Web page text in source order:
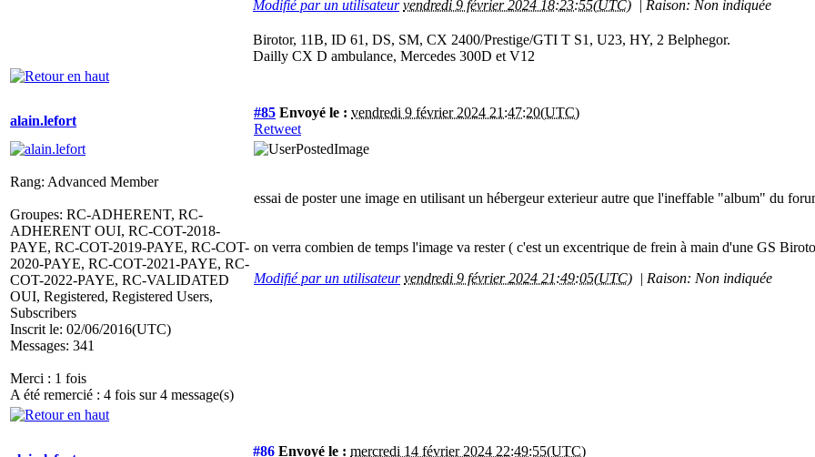
Modifié par un utilisateur vendredi 9 février 2024 18:23:55(UTC) | Raison: Non indiquée
Birotor, 11B, ID 61, DS, SM, CX 2400/Prestige/GTI T S1, U23, HY, 2 Belphegor.
Dailly CX D ambulance, Mercedes 300D et V12
alain.lefort
#85 Envoyé le : vendredi 9 février 2024 21:47:20(UTC)
Retweet
Rang: Advanced Member
Groupes: RC-ADHERENT, RC-
ADHERENT OUI, RC-COT-2018-
PAYE, RC-COT-2019-PAYE, RC-COT-
2020-PAYE, RC-COT-2021-PAYE, RC-
COT-2022-PAYE, RC-VALIDATED
OUI, Registered, Registered Users,
Subscribers
Inscrit le: 02/06/2016(UTC)
Messages: 341
Merci : 1 fois
A été remercié : 4 fois sur 4 message(s)
essai de poster une image en utilisant un hébergeur exterieur autre que l'ineffable "album" du
on verra combien de temps l'image va rester ( c'est un excentrique de frein à main d'une GS
Modifié par un utilisateur vendredi 9 février 2024 21:49:05(UTC) | Raison: Non indiquée
#86 Envoyé le : mercredi 14 février 2024 22:49:55(UTC)